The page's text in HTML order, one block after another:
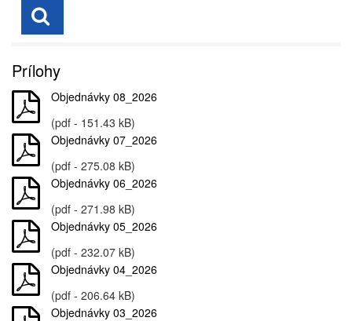
Prílohy
Objednávky 08_2026
(pdf - 151.43 kB)
Objednávky 07_2026
(pdf - 275.08 kB)
Objednávky 06_2026
(pdf - 271.98 kB)
Objednávky 05_2026
(pdf - 232.07 kB)
Objednávky 04_2026
(pdf - 206.64 kB)
Objednávky 03_2026